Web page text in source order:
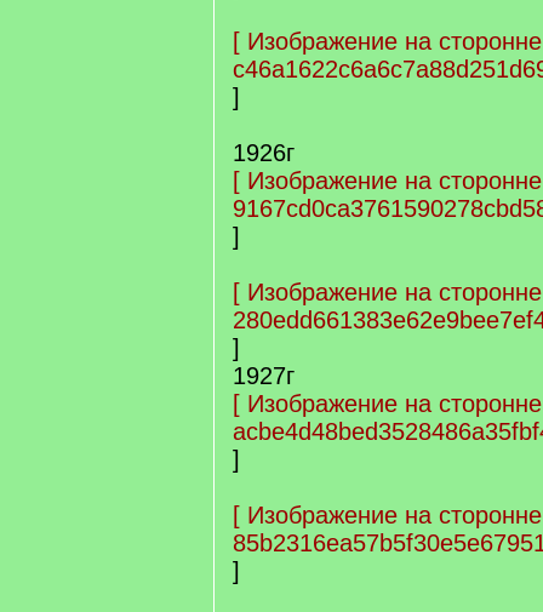
[ Изображение на
]
1926г
[ Изображение на
]
[ Изображение на
]
1927г
[ Изображение на
]
[ Изображение на
]